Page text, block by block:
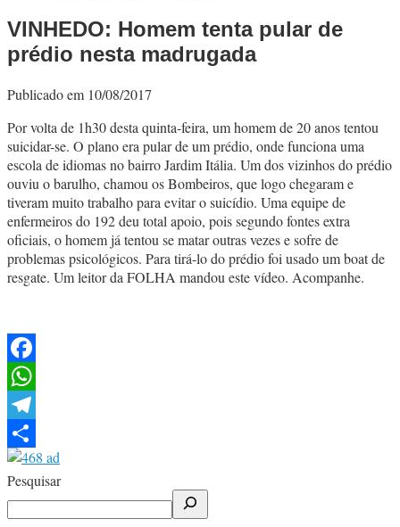
VINHEDO: Homem tenta pular de
prédio nesta madrugada
Publicado em 10/08/2017
Por volta de 1h30 desta quinta-feira, um homem de 20 anos tentou
suicidar-se. O plano era pular de um prédio, onde funciona uma
escola de idiomas no bairro Jardim Itália. Um dos vizinhos do prédio
ouviu o barulho, chamou os Bombeiros, que logo chegaram e
tiveram muito trabalho para evitar o suicídio. Uma equipe de
enfermeiros do 192 deu total apoio, pois segundo fontes extra
oficiais, o homem já tentou se matar outras vezes e sofre de
problemas psicológicos. Para tirá-lo do prédio foi usado um boat de
resgate. Um leitor da FOLHA mandou este vídeo. Acompanhe.
Facebook
WhatsApp
Telegram
Share
Pesquisar